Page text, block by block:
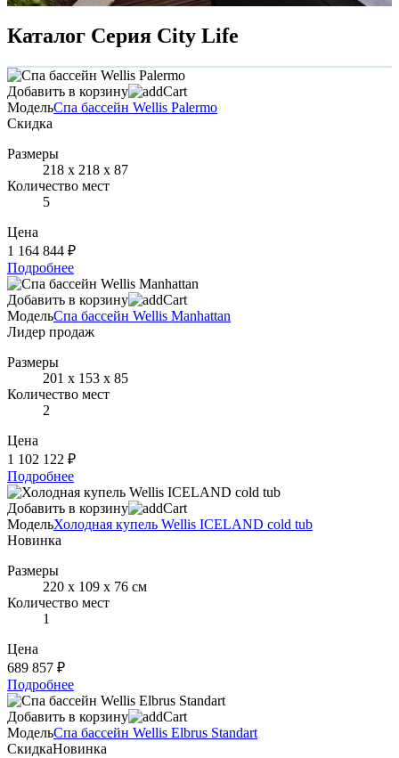
Каталог Серия City Life
Добавить в корзину
МодельСпа бассейн Wellis Palermo
Скидка
Размеры
218 х 218 х 87
Количество мест
5
Цена
1 164 844 ₽
Подробнее
Добавить в корзину
МодельСпа бассейн Wellis Manhattan
Лидер продаж
Размеры
201 х 153 х 85
Количество мест
2
Цена
1 102 122 ₽
Подробнее
Добавить в корзину
МодельХолодная купель Wellis ICELAND cold tub
Новинка
Размеры
220 х 109 х 76 см
Количество мест
1
Цена
689 857 ₽
Подробнее
Добавить в корзину
МодельСпа бассейн Wellis Elbrus Standart
СкидкаНовинка